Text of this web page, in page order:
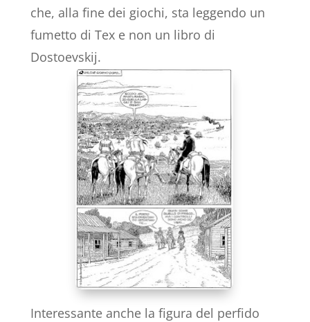
che, alla fine dei giochi, sta leggendo un
fumetto di Tex e non un libro di
Dostoevskij.
Interessante anche la figura del perfido